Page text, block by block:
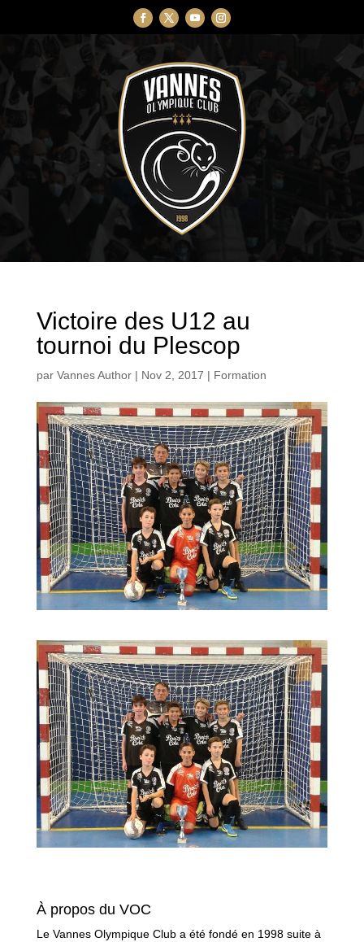
Victoire des U12 au
tournoi du Plescop
par Vannes Author| Nov 2, 2017 | Formation
À propos du VOC
Le Vannes Olympique Club a été fondé en 1998 suite à